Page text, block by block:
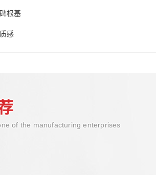
根基
感
of the manufacturing enterprises